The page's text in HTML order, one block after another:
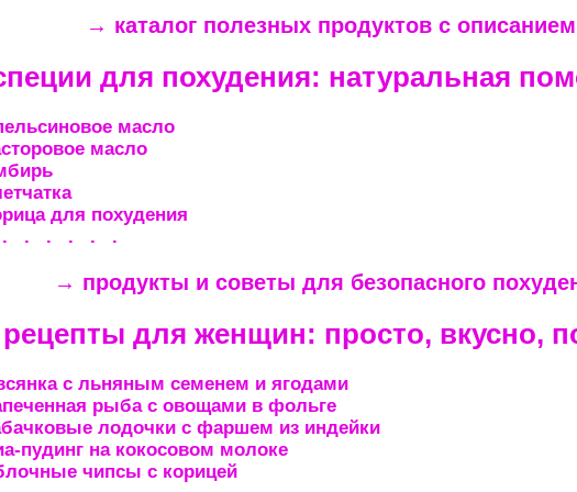
→ каталог полезных продуктов с описанием
для похудения: натуральная
масло
масло
для похудения
. . . . .
→ продукты и советы для безопасного
для женщин: просто, вкусно,
с льняным семенем и ягодами
рыба с овощами в фольге
лодочки с фаршем из индейки
пудинг на кокосовом молоке
чипсы с корицей